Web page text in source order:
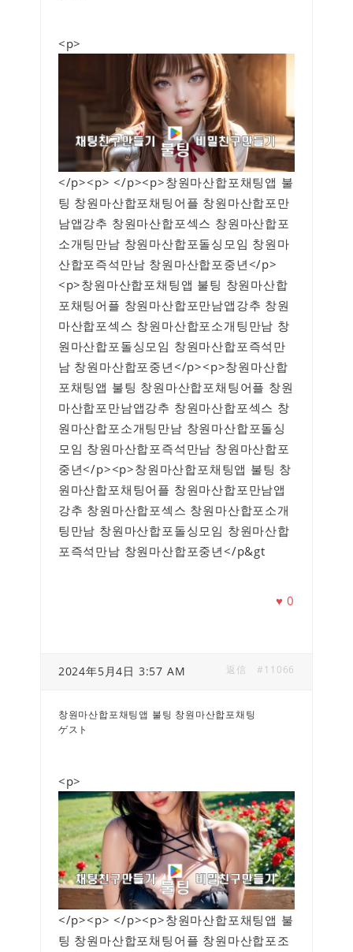
<p>
</p><p> </p><p>창원마산합포채팅앱 불
팅 창원마산합포채팅어플 창원마산합포만
남앱강추 창원마산합포섹스 창원마산합포
소개팅만남 창원마산합포돌싱모임 창원마
산합포즉석만남 창원마산합포중년</p>
<p>창원마산합포채팅앱 불팅 창원마산합
포채팅어플 창원마산합포만남앱강추 창원
마산합포섹스 창원마산합포소개팅만남 창
원마산합포돌싱모임 창원마산합포즉석만
남 창원마산합포중년</p><p>창원마산합
포채팅앱 불팅 창원마산합포채팅어플 창원
마산합포만남앱강추 창원마산합포섹스 창
원마산합포소개팅만남 창원마산합포돌싱
모임 창원마산합포즉석만남 창원마산합포
중년</p><p>창원마산합포채팅앱 불팅 창
원마산합포채팅어플 창원마산합포만남앱
강추 창원마산합포섹스 창원마산합포소개
팅만남 창원마산합포돌싱모임 창원마산합
포즉석만남 창원마산합포중년</p&gt
♥0
2024年5月4日 3:57 AM #11066
返信
창원마산합포채팅앱 불팅 창원마산합포채팅
ゲスト
<p>
</p><p> </p><p>창원마산합포채팅앱 불
팅 창원마산합포채팅어플 창원마산합포조